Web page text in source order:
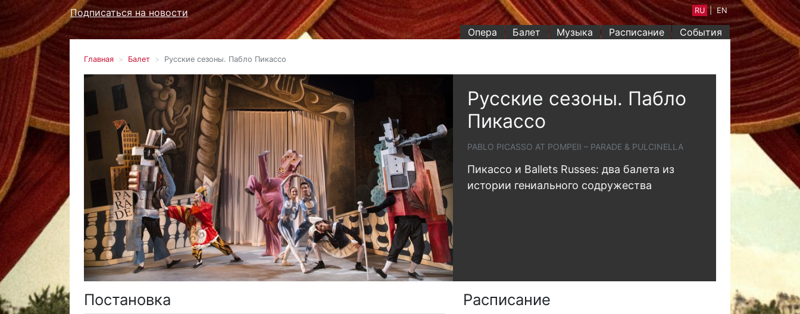
Опера Балет Музыка Расписание События
Подписаться на новости RU EN
Главная Балет Русские сезоны. Пабло Пикассо
Русские сезоны. Пабло
Пикассо
PABLO PICASSO AT POMPEII – PARADE & PULCINELLA
Пикассо и Ballets Russes: два балета из
истории гениального содружества
Постановка Расписание